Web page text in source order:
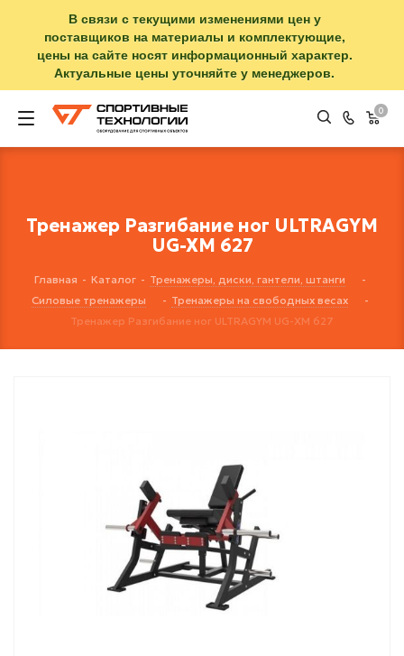
В связи с текущими изменениями цен у
поставщиков на материалы и комплектующие,
цены на сайте носят информационный характер.
Актуальные цены уточняйте у менеджеров.
0
Тренажер Разгибание ног ULTRAGYM
UG-XM 627
Главная - Каталог - Тренажеры, диски, гантели, штанги
-
Силовые тренажеры
- Тренажеры на свободных весах
-
Тренажер Разгибание ног ULTRAGYM UG-XM 627